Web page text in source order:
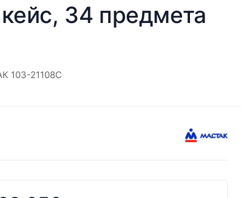
34 предмета
103-21108C